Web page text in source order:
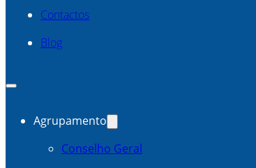
Contactos
Blog
Agrupamento
Conselho Geral